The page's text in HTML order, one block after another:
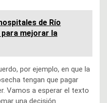
de Río
mejorar la
por ejemplo, en que la
tengan que pagar
Vamos a esperar el texto
una decisión